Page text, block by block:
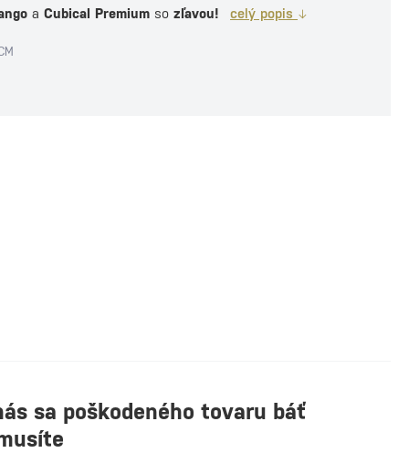
a Cubical Premium so zľavou! celý popis
sa poškodeného tovaru báť